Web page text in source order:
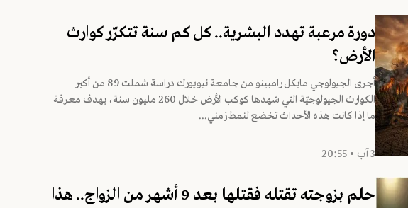
دورة مرعبة تهدد البشرية.. كل كم سنة تتكرّر كوارث
الأرض؟
أجرى الجيولوجي مايكل رامبينو من جامعة نيويورك دراسة شملت 89 من أكبر
الكوارث الجيولوجيّة التي شهدها كوكب الأرض خلال 260 مليون سنة، بهدف معرفة
ما إذا كانت هذه الأحداث تخضع لنمط زمني...
3 آب • 20:55
حلم بزوجته تقتله فقتلها بعد 9 أشهر من الزواج.. هذا